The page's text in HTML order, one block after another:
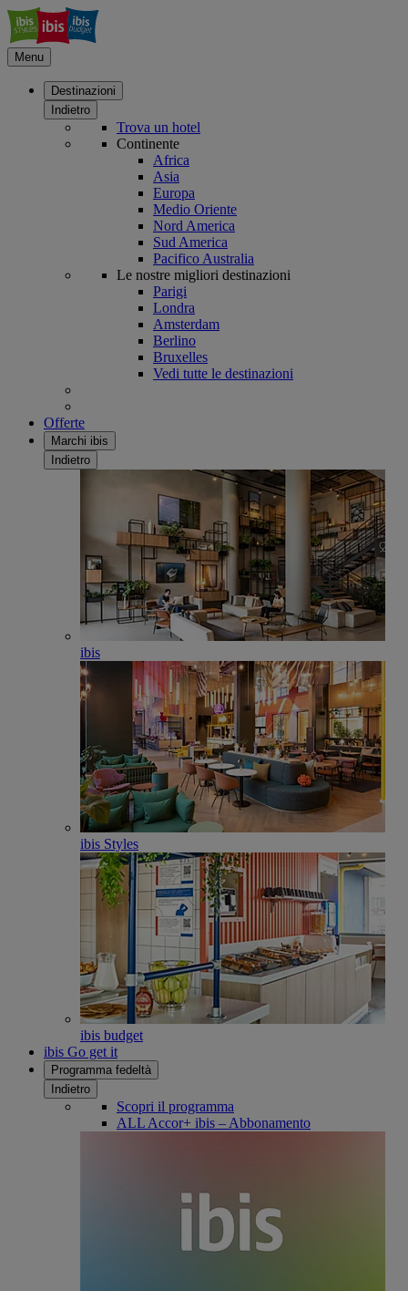
Menu
Destinazioni
Indietro
Trova un hotel
Continente
Africa
Asia
Europa
Medio Oriente
Nord America
Sud America
Pacifico Australia
Le nostre migliori destinazioni
Parigi
Londra
Amsterdam
Berlino
Bruxelles
Vedi tutte le destinazioni
Offerte
Marchi ibis
Indietro
ibis
ibis Styles
ibis budget
ibis Go get it
Programma fedeltà
Indietro
Scopri il programma
ALL Accor+ ibis – Abbonamento